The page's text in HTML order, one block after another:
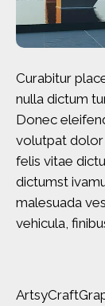
Curabitur
nulla dictum
Donec
volutpat dolor
felis vitae
dictumst
malesuada
vehicula,
ArtsyCraft